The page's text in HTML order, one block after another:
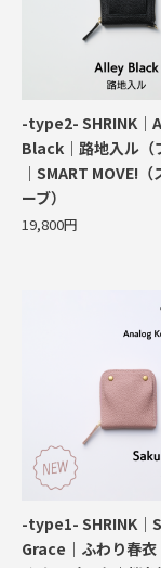
-type2- SHRINK｜
Black｜路地入ル（
｜SMART MOVE!
ーブ）
19,800円
-type1- SHRINK｜
Grace｜ふわり春衣